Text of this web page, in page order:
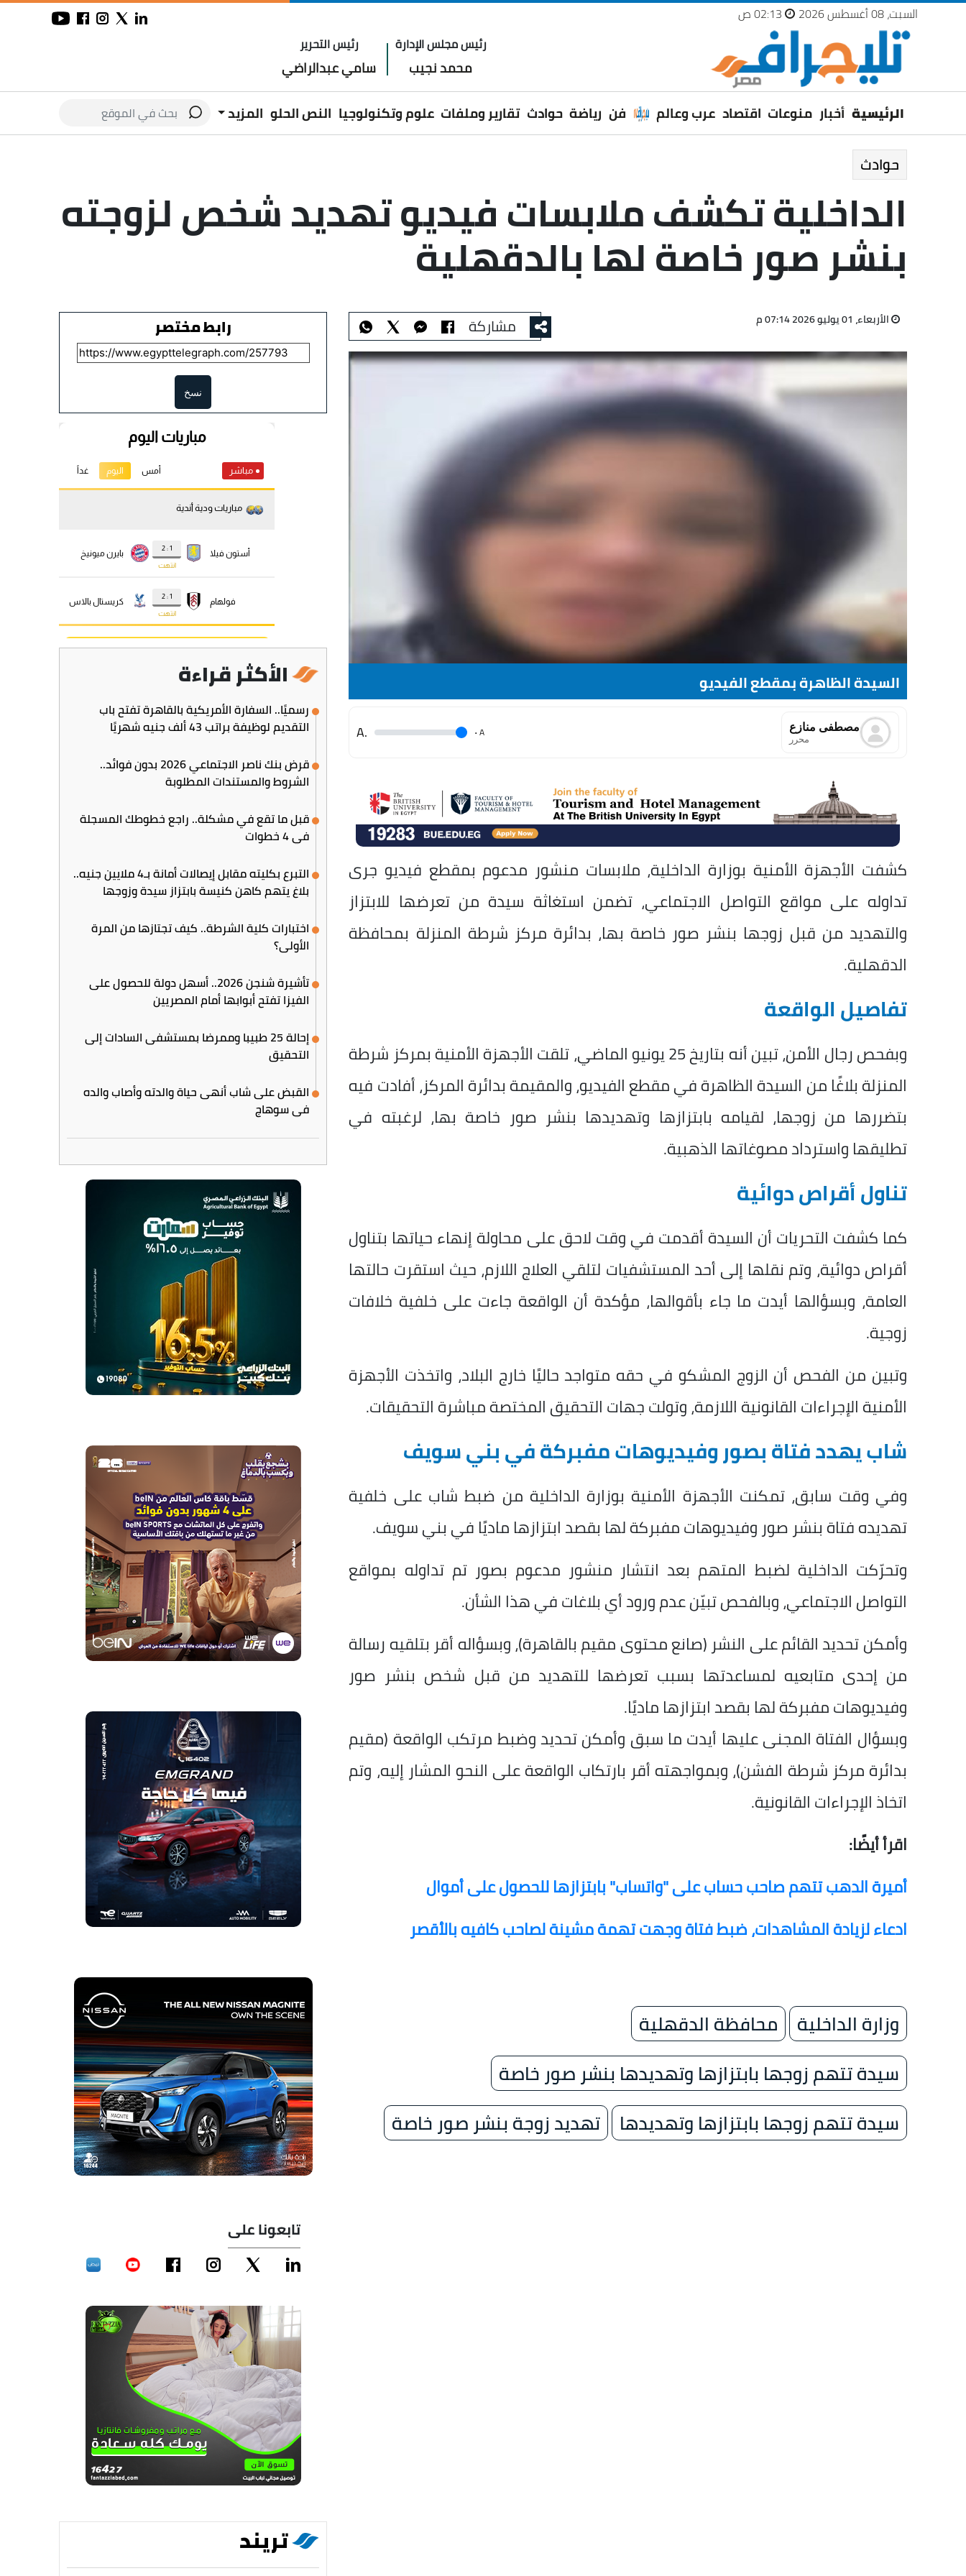
السبت، 08 أغسطس 2026
رئيس مجلس الإدارة
محمد نجيب
رئيس التحرير
سامي عبدالراضي
الرئيسية أخبار منوعات اقتصاد عرب وعالم فن رياضة حوادث تقارير وملفات علوم وتكنولوجيا النص الحلو المزيد
حوادث
الداخلية تكشف ملابسات فيديو تهديد شخص لزوجته
بنشر صور خاصة لها بالدقهلية
الأربعاء، 01 يوليو 2026 07:14 م مشاركة
السيدة الظاهرة بمقطع الفيديو
مصطفى منازع
محرر A
.
.A
كشفت الأجهزة الأمنية بوزارة الداخلية، ملابسات منشور مدعوم بمقطع فيديو جرى
تداوله على مواقع التواصل الاجتماعي، تضمن استغاثة سيدة من تعرضها للابتزاز
والتهديد من قبل زوجها بنشر صور خاصة بها، بدائرة مركز شرطة المنزلة بمحافظة
الدقهلية.
تفاصيل الواقعة
وبفحص رجال الأمن، تبين أنه بتاريخ 25 يونيو الماضي، تلقت الأجهزة الأمنية بمركز شرطة
المنزلة بلاغًا من السيدة الظاهرة في مقطع الفيديو، والمقيمة بدائرة المركز، أفادت فيه
بتضررها من زوجها، لقيامه بابتزازها وتهديدها بنشر صور خاصة بها، لرغبته في
تطليقها واسترداد مصوغاتها الذهبية.
تناول أقراص دوائية
كما كشفت التحريات أن السيدة أقدمت في وقت لاحق على محاولة إنهاء حياتها بتناول
أقراص دوائية، وتم نقلها إلى أحد المستشفيات لتلقي العلاج اللازم، حيث استقرت حالتها
العامة، وبسؤالها أيدت ما جاء بأقوالها، مؤكدة أن الواقعة جاءت على خلفية خلافات
زوجية.
وتبين من الفحص أن الزوج المشكو في حقه متواجد حاليًا خارج البلاد، واتخذت الأجهزة
الأمنية الإجراءات القانونية اللازمة، وتولت جهات التحقيق المختصة مباشرة التحقيقات.
شاب يهدد فتاة بصور وفيديوهات مفبركة في بني سويف
وفي وقت سابق، تمكنت الأجهزة الأمنية بوزارة الداخلية من ضبط شاب على خلفية
تهديده فتاة بنشر صور وفيديوهات مفبركة لها بقصد ابتزازها ماديًا في بني سويف.
وتحرّكت الداخلية لضبط المتهم بعد انتشار منشور مدعوم بصور تم تداوله بمواقع
التواصل الاجتماعي، وبالفحص تبيّن عدم ورود أي بلاغات في هذا الشأن.
وأمكن تحديد القائم على النشر (صانع محتوى مقيم بالقاهرة)، وبسؤاله أقر بتلقيه رسالة
من إحدى متابعيه لمساعدتها بسبب تعرضها للتهديد من قبل شخص بنشر صور
وفيديوهات مفبركة لها بقصد ابتزازها ماديًا.
وبسؤال الفتاة المجنى عليها أيدت ما سبق وأمكن تحديد وضبط مرتكب الواقعة (مقيم
بدائرة مركز شرطة الفشن)، وبمواجهته أقر بارتكاب الواقعة على النحو المشار إليه، وتم
اتخاذ الإجراءات القانونية.
اقرأ أيضًا:
أميرة الدهب تتهم صاحب حساب على "واتساب" بابتزازها للحصول على أموال
ادعاء لزيادة المشاهدات، ضبط فتاة وجهت تهمة مشينة لصاحب كافيه بالأقصر
وزارة الداخلية
محافظة الدقهلية
سيدة تتهم زوجها بابتزازها وتهديدها بنشر صور خاصة
سيدة تتهم زوجها بابتزازها وتهديدها
تهديد زوجة بنشر صور خاصة
رابط مختصر
نسخ
الأكثر قراءة
رسميًا.. السفارة الأمريكية بالقاهرة تفتح باب
التقديم لوظيفة براتب 43 ألف جنيه شهريًا
قرض بنك ناصر الاجتماعي 2026 بدون فوائد..
الشروط والمستندات المطلوبة
قبل ما تقع في مشكلة.. راجع خطوطك المسجلة
في 4 خطوات
التبرع بكليته مقابل إيصالات أمانة بـ4 ملايين جنيه..
بلاغ يتهم كاهن كنيسة بابتزاز سيدة وزوجها
اختبارات كلية الشرطة.. كيف تجتازها من المرة
الأولى؟
تأشيرة شنجن 2026.. أسهل دولة للحصول على
الفيزا تفتح أبوابها أمام المصريين
إحالة 25 طبيبا وممرضا بمستشفى السادات إلى
التحقيق
القبض على شاب أنهى حياة والدته وأصاب والده
في سوهاج
تابعونا على
تريند